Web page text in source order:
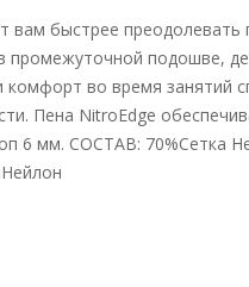
вам быстрее
промежуточной подошве,
во время занятий
Пена NitroEdge
6 мм. СОСТАВ: 70%Сетка